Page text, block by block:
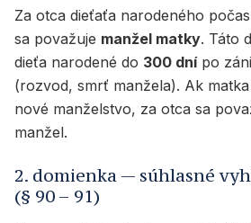
Za otca dieťaťa narodeného
sa považuje manžel matky. Táto
dieťa narodené do 300 dnípo
(rozvod, smrť manžela). Ak
nové manželstvo, za otca sa
manžel.
2. domienka — súhlasné
(§ 90 – 91)